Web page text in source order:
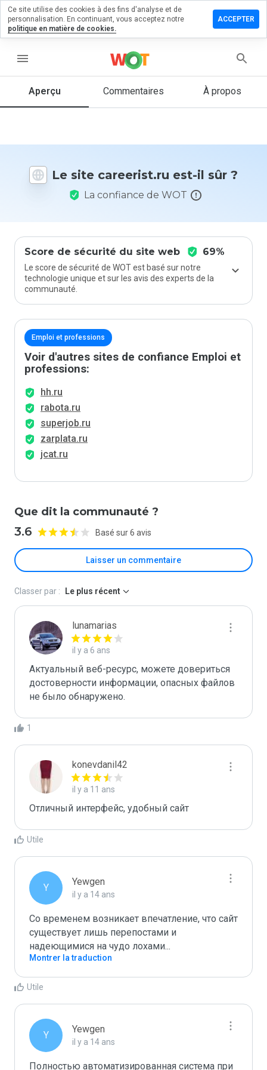
menu
Aperçu Commentaires À propos
Le site careerist.ru est-il sûr ?
La confiance de WOT
Score de sécurité du site web 69%
Le score de sécurité de WOT est basé sur notre
technologie unique et sur les avis des experts de la
communauté.
Emploi et professions
Voir d'autres sites de confiance Emploi et
professions:
hh.ru
rabota.ru
superjob.ru
zarplata.ru
jcat.ru
Que dit la communauté ?
3.6 Basé sur 6 avis
Laisser un commentaire
un
1 et 5
vous à ce
site ?
Classer par : Le plus récent
lunamarias
il y a 6 ans
Актуальный веб-ресурс, можете довериться
достоверности информации, опасных файлов
не было обнаружено.
1
konevdanil42
il y a 11 ans
Отличный интерфейс, удобный сайт
Utile
Y
Yewgen
il y a 14 ans
Со временем возникает впечатление, что сайт
существует лишь перепостами и
надеющимися на чудо лохами...
Montrer la traduction
Utile
Y
Yewgen
il y a 14 ans
Полностью автоматизированная система при
Ce site utilise des cookies à des fins d'analyse et de
personnalisation. En continuant, vous acceptez notre
politique en matière de cookies.
ACCEPTER